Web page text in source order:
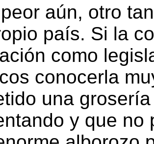
aún, otro
país. Si la
como
conocerla
una
y que no